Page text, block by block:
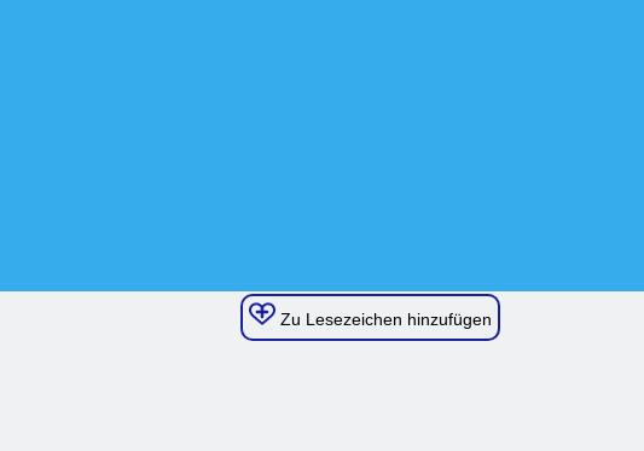
Zu Lesezeichen hinzufügen